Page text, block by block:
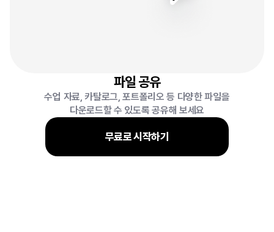
파일 공유
수업 자료, 카탈로그, 포트폴리오 등 다양한 파일을
다운로드할 수 있도록 공유해 보세요
무료로 시작하기